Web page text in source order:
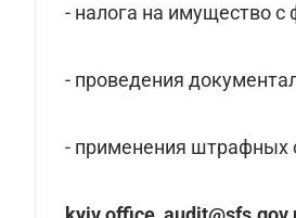
- налога на имущество с
- проведения
- применения штрафных